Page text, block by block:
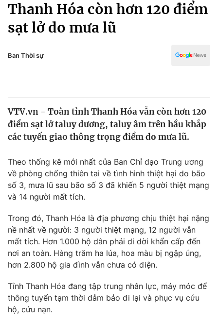
Chuyên mục
Chính trị
Y tế
Tin tức
Thế giới đó đây
Kinh tế
Tài chính
Thị trường
Góc doanh nghiệp
Dữ liệu và đời sống
Truyền hình
Phim VTV
Hậu trường
Nhân vật
Khán giả
Giải trí
Âm nhạc
Đời sống
Du lịch
Giáo dục
Pháp luật
Thể thao
Văn hóa - Giải trí
Giáo dục
Thanh Hóa còn hơn 120 điểm
sạt lở do mưa lũ
Ban Thời sự
VTV.vn - Toàn tỉnh Thanh Hóa vẫn còn hơn 120
điểm sạt lở taluy dương, taluy âm trên hầu khắp
các tuyến giao thông trọng điểm do mưa lũ.
Theo thống kê mới nhất của Ban Chỉ đạo Trung ương
về phòng chống thiên tai về tình hình thiệt hại do bão
số 3, mưa lũ sau bão số 3 đã khiến 5 người thiệt mạng
và 14 người mất tích.
Trong đó, Thanh Hóa là địa phương chịu thiệt hại nặng
nề nhất về người: 3 người thiệt mạng, 12 người vẫn
mất tích. Hơn 1.000 hộ dân phải di dời khẩn cấp đến
nơi an toàn. Hàng trăm ha lúa, hoa màu bị ngập úng,
hơn 2.800 hộ gia đình vẫn chưa có điện.
Tỉnh Thanh Hóa đang tập trung nhân lực, máy móc để
thông tuyến tạm thời đảm bảo đi lại và phục vụ cứu
hộ, cứu nạn.